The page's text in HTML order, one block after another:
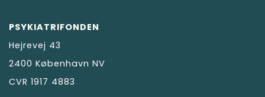
PSYKIATRIFONDEN
Hejrevej 43
2400 København NV
CVR 1917 4883